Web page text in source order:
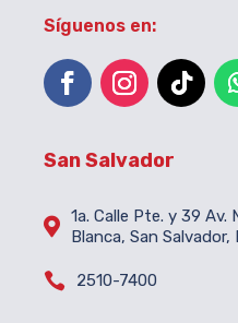
Síguenos en:
San Salvador
 1a. Calle Pte. y 39 Av.
Blanca, San Salvador,
 2510-7400